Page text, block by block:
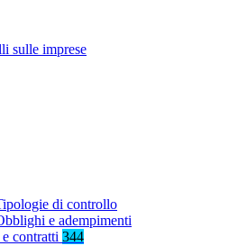
sulle imprese
di controllo
e adempimenti
contratti 344